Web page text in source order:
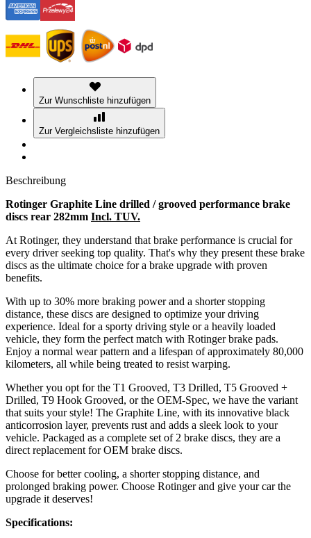
Zur Wunschliste hinzufügen
Zur Vergleichsliste hinzufügen
Beschreibung
Rotinger Graphite Line drilled / grooved performance brake
discs rear 282mm Incl. TUV.
At Rotinger, they understand that brake performance is crucial for
every driver seeking top quality. That's why they present these brake
discs as the ultimate choice for a brake upgrade with proven
benefits.
With up to 30% more braking power and a shorter stopping
distance, these discs are designed to optimize your driving
experience. Ideal for a sporty driving style or a heavily loaded
vehicle, they form the perfect match with Rotinger brake pads.
Enjoy a normal wear pattern and a lifespan of approximately 80,000
kilometers, all while being treated to resist warping.
Whether you opt for the T1 Grooved, T3 Drilled, T5 Grooved +
Drilled, T9 Hook Grooved, or the OEM-Spec, we have the variant
that suits your style! The Graphite Line, with its innovative black
anticorrosion layer, prevents rust and adds a sleek look to your
vehicle. Packaged as a complete set of 2 brake discs, they are a
direct replacement for OEM brake discs.
Choose for better cooling, a shorter stopping distance, and
prolonged braking power. Choose Rotinger and give your car the
upgrade it deserves!
Specifications: